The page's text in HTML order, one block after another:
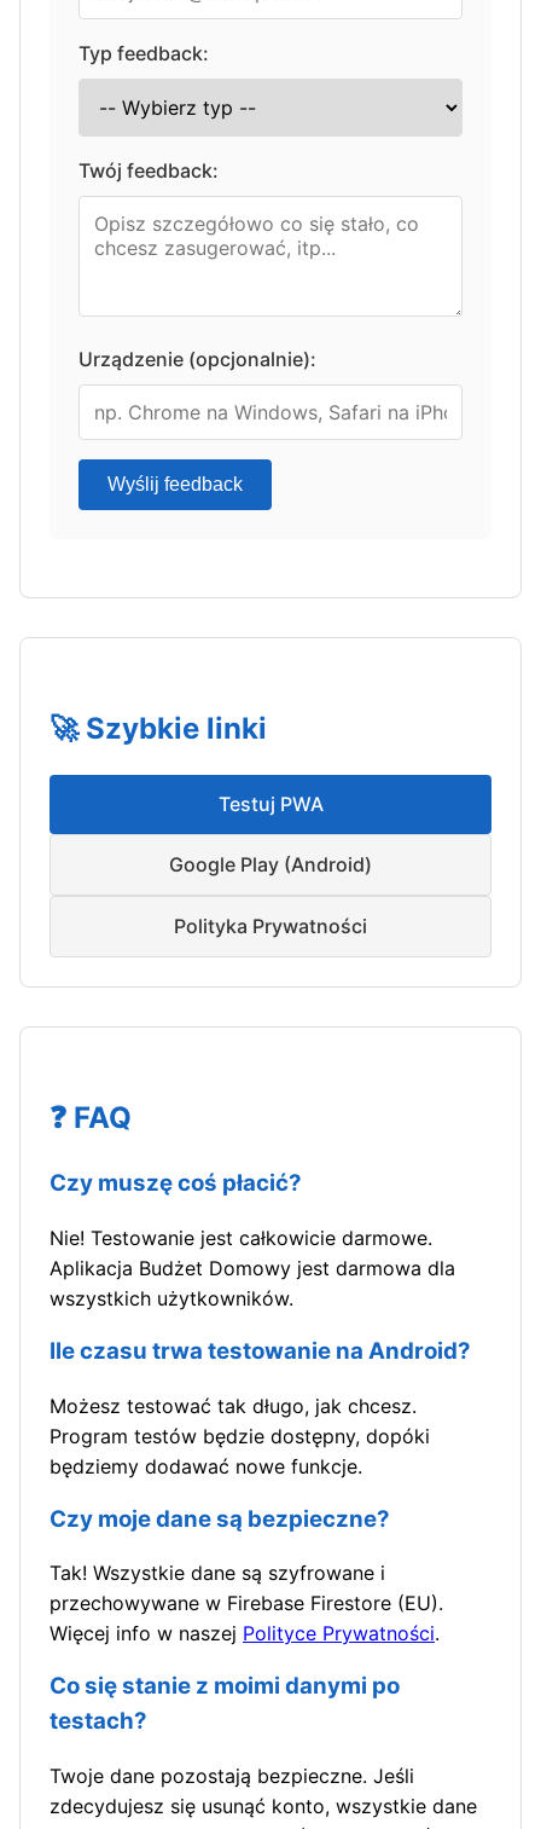
Typ feedback:
Twój feedback:
Urządzenie (opcjonalnie):
Wyślij feedback
🚀 Szybkie linki
Testuj PWA
Google Play (Android)
Polityka Prywatności
❓ FAQ
Czy muszę coś płacić?
Nie! Testowanie jest całkowicie darmowe.
Aplikacja Budżet Domowy jest darmowa dla
wszystkich użytkowników.
Ile czasu trwa testowanie na Android?
Możesz testować tak długo, jak chcesz.
Program testów będzie dostępny, dopóki
będziemy dodawać nowe funkcje.
Czy moje dane są bezpieczne?
Tak! Wszystkie dane są szyfrowane i
przechowywane w Firebase Firestore (EU).
Więcej info w naszej Polityce Prywatności.
Co się stanie z moimi danymi po
testach?
Twoje dane pozostają bezpieczne. Jeśli
zdecydujesz się usunąć konto, wszystkie dane